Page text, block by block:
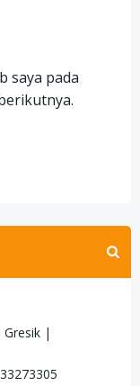
saya pada
Gresik |